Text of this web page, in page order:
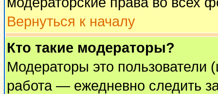
Вернуться к началу
Кто такие модераторы?
Модераторы это пользователи
работа — ежедневно следить